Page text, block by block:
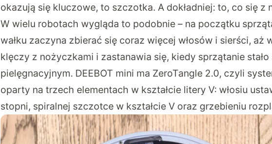
okazują się kluczowe, to szczotka. A dokładniej: to, co się z
W wielu robotach wygląda to podobnie – na początku
wałku zaczyna zbierać się coraz więcej włosów i sierści, aż
klęczy z nożyczkami i zastanawia się, kiedy sprzątanie
pielęgnacyjnym. DEEBOT mini ma ZeroTangle 2.0, czyli
oparty na trzech elementach w kształcie litery V: włosiu
stopni, spiralnej szczotce w kształcie V oraz grzebieniu